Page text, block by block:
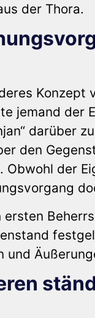
der Thora.
Konzept
jemand der
darüber
den
Obwohl der